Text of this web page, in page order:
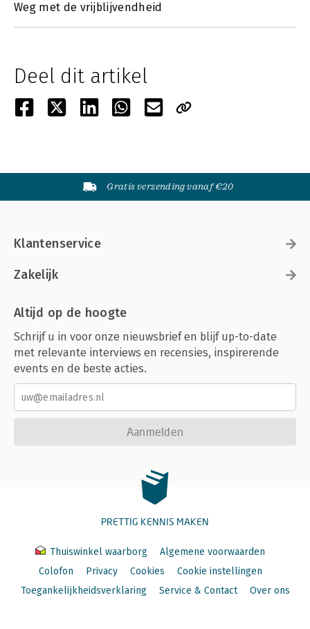
Weg met de vrijblijvendheid
Deel dit artikel
Gratis verzending vanaf €20
Klantenservice
Zakelijk
Altijd op de hoogte
Schrijf u in voor onze nieuwsbrief en blijf up-to-date
met relevante interviews en recensies, inspirerende
events en de beste acties.
Aanmelden
PRETTIG KENNIS MAKEN
Thuiswinkel waarborg
Algemene voorwaarden
Colofon
Privacy Cookies
Cookie instellingen
Toegankelijkheidsverklaring
Service & Contact Over ons